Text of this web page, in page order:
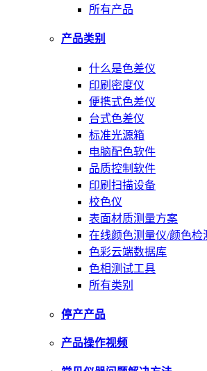
所有产品
产品类别
什么是色差仪
印刷密度仪
便携式色差仪
台式色差仪
标准光源箱
电脑配色软件
品质控制软件
印刷扫描设备
校色仪
表面材质测量方案
在线颜色测量仪/颜色检
色彩云端数据库
色相测试工具
所有类别
停产产品
产品操作视频